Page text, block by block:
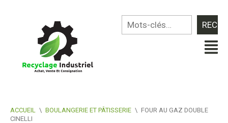
ACCUEIL \ BOULANGERIE ET PÂTISSERIE \ FOUR AU GAZ DOUBLE
CINELLI